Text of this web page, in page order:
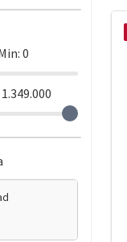
0
1.349.000